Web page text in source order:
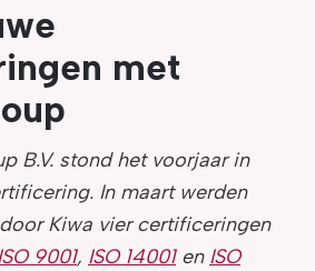
met
B.V. stond het voorjaar in
In maart werden
Kiwa vier certificeringen
9001, ISO 14001en ISO